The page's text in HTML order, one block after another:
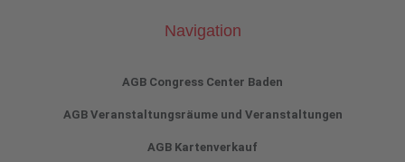
Navigation
AGB Congress Center Baden
AGB Veranstaltungsräume und Veranstaltungen
AGB Kartenverkauf